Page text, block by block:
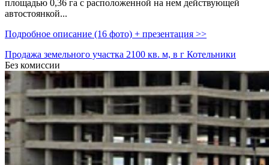
площадью 0,­36 га с расположенной на нем действующей
автостоянкой...
Подробное описание (16 фото) + презентация >>
Продажа земельного участка 2100 кв. м, в г Котельники
Без комиссии